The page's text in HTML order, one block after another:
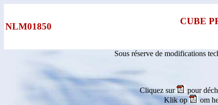
NLM01850
CUBE
Sous réserve de modifications
Cliquez sur
pour
Klik op
om